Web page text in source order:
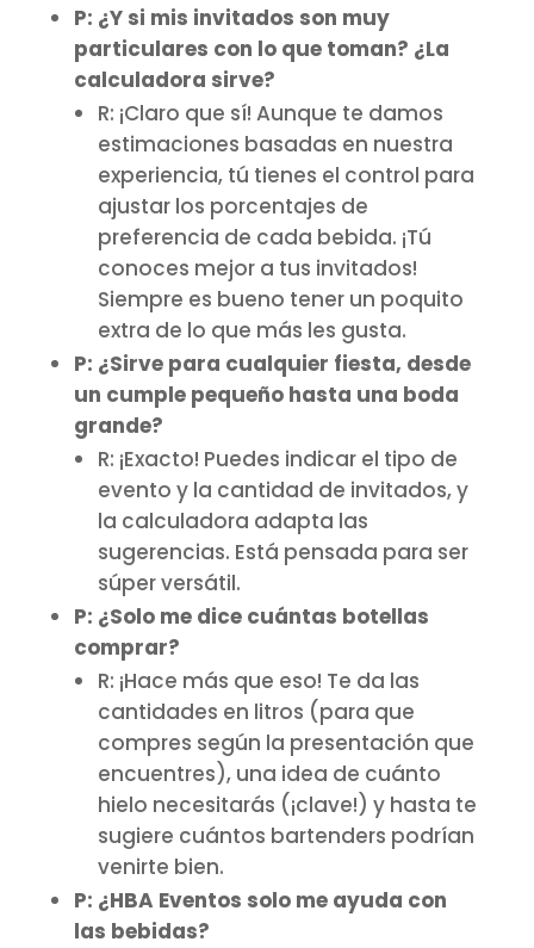
P: ¿Y si mis invitados son muy
particulares con lo que toman? ¿La
calculadora sirve?
R: ¡Claro que sí! Aunque te damos
estimaciones basadas en nuestra
experiencia, tú tienes el control para
ajustar los porcentajes de
preferencia de cada bebida. ¡Tú
conoces mejor a tus invitados!
Siempre es bueno tener un poquito
extra de lo que más les gusta.
P: ¿Sirve para cualquier fiesta, desde
un cumple pequeño hasta una boda
grande?
R: ¡Exacto! Puedes indicar el tipo de
evento y la cantidad de invitados, y
la calculadora adapta las
sugerencias. Está pensada para ser
súper versátil.
P: ¿Solo me dice cuántas botellas
comprar?
R: ¡Hace más que eso! Te da las
cantidades en litros (para que
compres según la presentación que
encuentres), una idea de cuánto
hielo necesitarás (¡clave!) y hasta te
sugiere cuántos bartenders podrían
venirte bien.
P: ¿HBA Eventos solo me ayuda con
las bebidas?